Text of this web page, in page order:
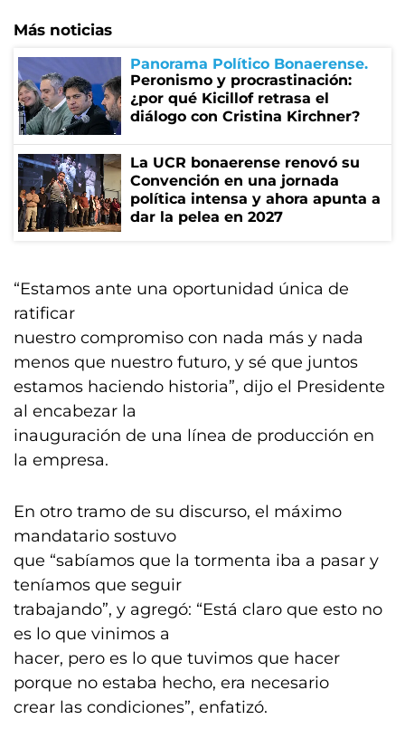
Más noticias
Panorama Político Bonaerense
Peronismo y procrastinación:
¿por qué Kicillof retrasa el
diálogo con Cristina Kirchner?
La UCR bonaerense renovó su
Convención en una jornada
política intensa y ahora apunta a
dar la pelea en 2027
“Estamos ante una oportunidad única de
ratificar
nuestro compromiso con nada más y nada
menos que nuestro futuro, y sé que juntos
estamos haciendo historia”, dijo el Presidente
al encabezar la
inauguración de una línea de producción en
la empresa.
En otro tramo de su discurso, el máximo
mandatario sostuvo
que “sabíamos que la tormenta iba a pasar y
teníamos que seguir
trabajando”, y agregó: “Está claro que esto no
es lo que vinimos a
hacer, pero es lo que tuvimos que hacer
porque no estaba hecho, era necesario
crear las condiciones”, enfatizó.